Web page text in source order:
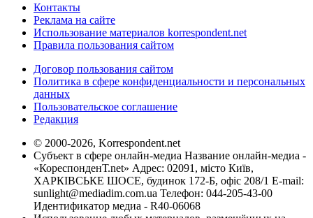
Контакты
Реклама на сайте
Использование материалов korrespondent.net
Правила пользования сайтом
Договор пользования сайтом
Политика в сфере конфиденциальности и персональных
данных
Пользовательское соглашение
Редакция
© 2000-2026, Korrespondent.net
Субъект в сфере онлайн-медиа Название онлайн-медиа -
«КореспонденТ.net» Адрес: 02091, місто Київ,
ХАРКІВСЬКЕ ШОСЕ, будинок 172-Б, офіс 208/1 E-mail:
sunlight@mediadim.com.ua Телефон: 044-205-43-00
Идентификатор медиа - R40-06068